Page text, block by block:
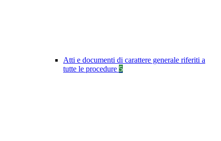
Atti e documenti di carattere generale riferiti a
tutte le procedure 5